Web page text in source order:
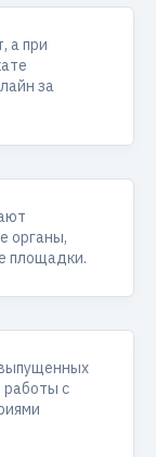
а при
за
органы,
площадки.
работы с